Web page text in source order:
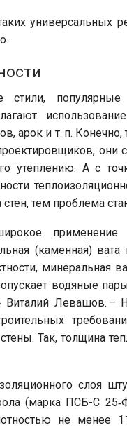
универсальных
стили,
арок и т. п.
они
утеплению. А с
тем проблема
(каменная)
минеральная
водяные
Левашов. –
Так, толщина
слоя
(марка ПСБ-С
не менее